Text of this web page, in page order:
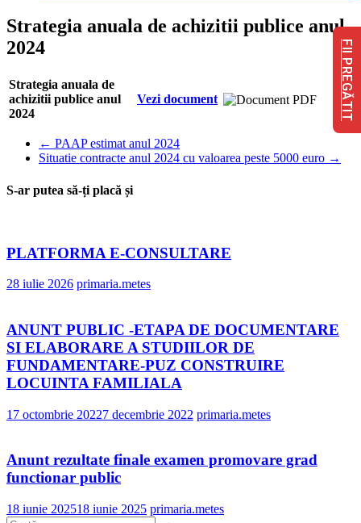
Strategia anuala de achizitii publice anul
2024
Strategia anuala de
achizitii publice anul
2024
Vezi document
← PAAP estimat anul 2024
Situatie contracte anul 2024 cu valoarea peste 5000 euro →
S-ar putea să-ți placă și
PLATFORMA E-CONSULTARE
28 iulie 2026 primaria.metes
ANUNT PUBLIC -ETAPA DE DOCUMENTARE
SI ELABORARE A STUDIILOR DE
FUNDAMENTARE-PUZ CONSTRUIRE
LOCUINTA FAMILIALA
17 octombrie 20227 decembrie 2022 primaria.metes
Anunt rezultate finale examen promovare grad
functionar public
18 iunie 202518 iunie 2025 primaria.metes
FII PREGĂTIT